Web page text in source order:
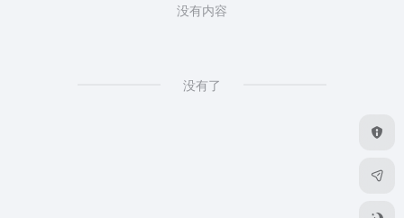
没有内容
没有了